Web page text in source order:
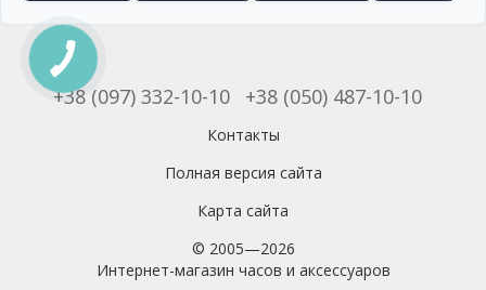
+38 (097) 332-10-10 +38 (050) 487-10-10
Контакты
Полная версия сайта
Карта сайта
© 2005—2026
Интернет-магазин часов и аксессуаров